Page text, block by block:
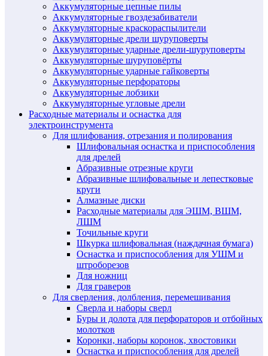
Аккумуляторные цепные пилы
Аккумуляторные гвоздезабиватели
Аккумуляторные краскораспылители
Аккумуляторные дрели шуруповерты
Аккумуляторные ударные дрели-шуруповерты
Аккумуляторные шуруповёрты
Аккумуляторные ударные гайковерты
Аккумуляторные перфораторы
Аккумуляторные лобзики
Аккумуляторные угловые дрели
Расходные материалы и оснастка для
электроинструмента
Для шлифования, отрезания и полирования
Шлифовальная оснастка и приспособления
для дрелей
Абразивные отрезные круги
Абразивные шлифовальные и лепестковые
круги
Алмазные диски
Расходные материалы для ЭШМ, ВШМ,
ЛШМ
Точильные круги
Шкурка шлифовальная (наждачная бумага)
Оснастка и приспособления для УШМ и
штроборезов
Для ножниц
Для граверов
Для сверления, долбления, перемешивания
Сверла и наборы сверл
Буры и долота для перфораторов и отбойных
молотков
Коронки, наборы коронок, хвостовики
Оснастка и приспособления для дрелей